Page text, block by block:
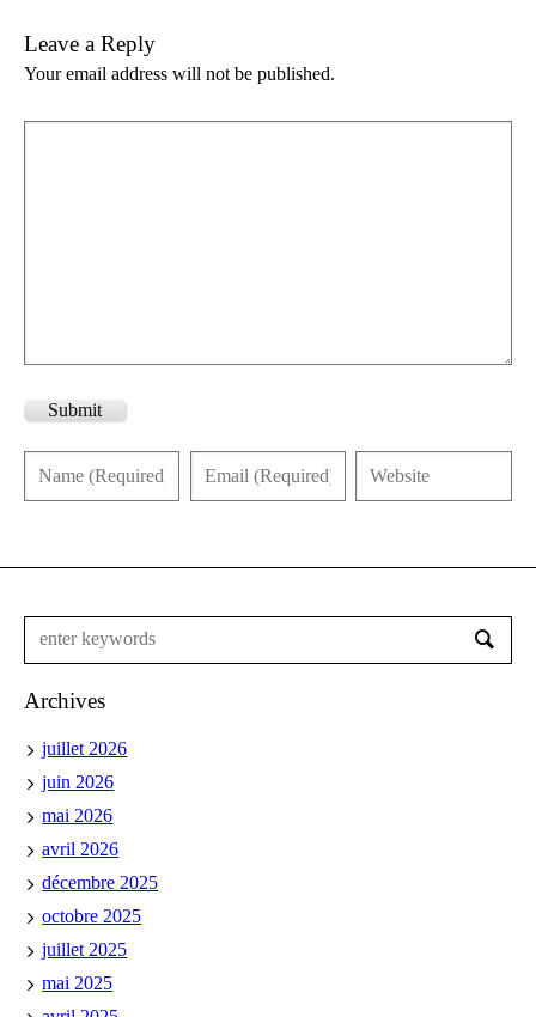
Leave a Reply
Your email address will not be published.
Submit
Archives
juillet 2026
juin 2026
mai 2026
avril 2026
décembre 2025
octobre 2025
juillet 2025
mai 2025